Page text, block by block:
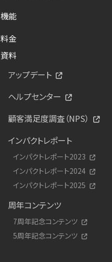
機能
料金
資料
アップデート
ヘルプセンター
顧客満足度調査（NPS）
インパクトレポート
インパクトレポート2023
インパクトレポート2024
インパクトレポート2025
周年コンテンツ
7周年記念コンテンツ
5周年記念コンテンツ